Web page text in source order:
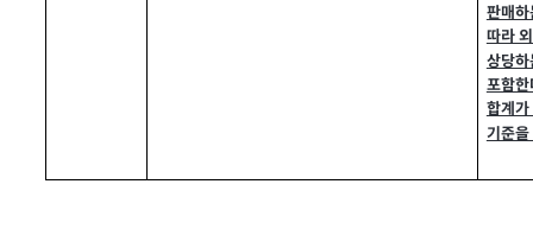
판매하
따라
상당하
포함한
합계가
기준을